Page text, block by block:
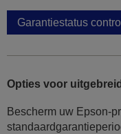
Garantiestatus
Opties voor
Bescherm uw Epson-